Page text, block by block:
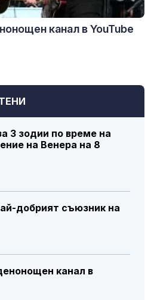
3 зодии по време на
на Венера на 8
добрият съюзник на
канал в
канал в YouTube